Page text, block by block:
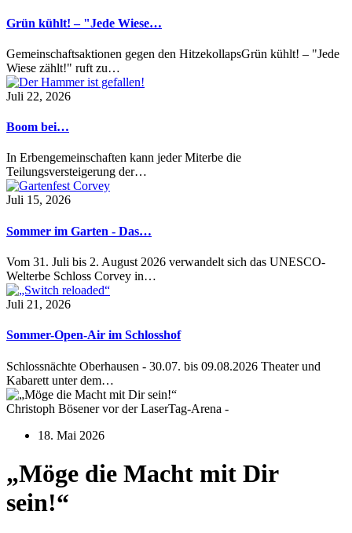
Grün kühlt! – "Jede Wiese…
Gemeinschaftsaktionen gegen den HitzekollapsGrün kühlt! – "Jede
Wiese zählt!" ruft zu…
Juli 22, 2026
Boom bei…
In Erbengemeinschaften kann jeder Miterbe die
Teilungsversteigerung der…
Juli 15, 2026
Sommer im Garten - Das…
Vom 31. Juli bis 2. August 2026 verwandelt sich das UNESCO-
Welterbe Schloss Corvey in…
Juli 21, 2026
Sommer-Open-Air im Schlosshof
Schlossnächte Oberhausen - 30.07. bis 09.08.2026 Theater und
Kabarett unter dem…
Christoph Bösener vor der LaserTag-Arena -
18. Mai 2026
„Möge die Macht mit Dir
sein!“